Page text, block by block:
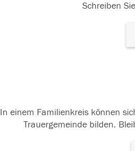
Schreiben
In einem Familienkreis können
Trauergemeinde bilden.